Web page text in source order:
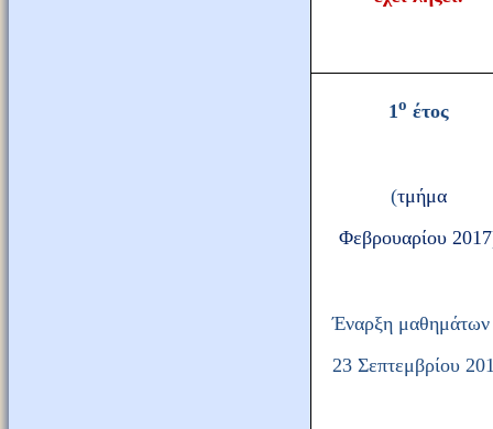
1ο έτος
(τμήμα
Φεβρουαρίου 2017
Έναρξη
23 Σεπτεμβρίου